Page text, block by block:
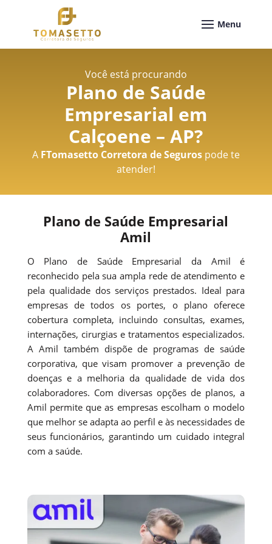
Você está procurando
Plano de Saúde
Empresarial em
Calçoene – AP?
A FTomasetto Corretora de Segurospode te
atender!
Plano de Saúde Empresarial
Amil
O Plano de Saúde Empresarial da Amil é
reconhecido pela sua ampla rede de atendimento e
pela qualidade dos serviços prestados. Ideal para
empresas de todos os portes, o plano oferece
cobertura completa, incluindo consultas, exames,
internações, cirurgias e tratamentos especializados.
A Amil também dispõe de programas de saúde
corporativa, que visam promover a prevenção de
doenças e a melhoria da qualidade de vida dos
colaboradores. Com diversas opções de planos, a
Amil permite que as empresas escolham o modelo
que melhor se adapta ao perfil e às necessidades de
seus funcionários, garantindo um cuidado integral
com a saúde.